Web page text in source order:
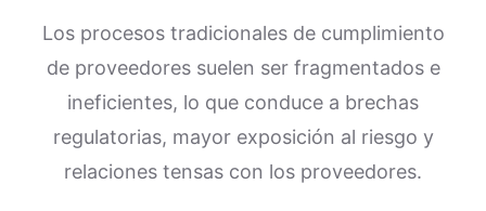
Los procesos tradicionales de cumplimiento
de proveedores suelen ser fragmentados e
ineficientes, lo que conduce a brechas
regulatorias, mayor exposición al riesgo y
relaciones tensas con los proveedores.